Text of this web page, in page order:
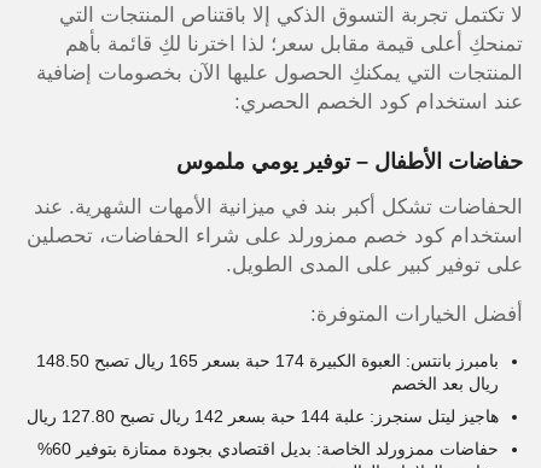
لا تكتمل تجربة التسوق الذكي إلا باقتناص المنتجات التي
تمنحكِ أعلى قيمة مقابل سعر؛ لذا اخترنا لكِ قائمة بأهم
المنتجات التي يمكنكِ الحصول عليها الآن بخصومات إضافية
عند استخدام كود الخصم الحصري:
حفاضات الأطفال – توفير يومي ملموس
الحفاضات تشكل أكبر بند في ميزانية الأمهات الشهرية. عند
استخدام كود خصم ممزورلد على شراء الحفاضات، تحصلين
على توفير كبير على المدى الطويل.
أفضل الخيارات المتوفرة:
بامبرز بانتس: العبوة الكبيرة 174 حبة بسعر 165 ريال تصبح 148.50
ريال بعد الخصم
هاجيز ليتل سنجرز: علبة 144 حبة بسعر 142 ريال تصبح 127.80 ريال
حفاضات ممزورلد الخاصة: بديل اقتصادي بجودة ممتازة بتوفير 60%